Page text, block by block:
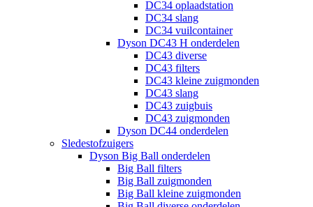
DC34 oplaadstation
DC34 slang
DC34 vuilcontainer
Dyson DC43 H onderdelen
DC43 diverse
DC43 filters
DC43 kleine zuigmonden
DC43 slang
DC43 zuigbuis
DC43 zuigmonden
Dyson DC44 onderdelen
Sledestofzuigers
Dyson Big Ball onderdelen
Big Ball filters
Big Ball zuigmonden
Big Ball kleine zuigmonden